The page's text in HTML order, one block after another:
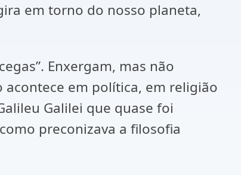
em torno do nosso planeta,
Enxergam, mas não
acontece em política, em religião
Galilei que quase foi
preconizava a filosofia